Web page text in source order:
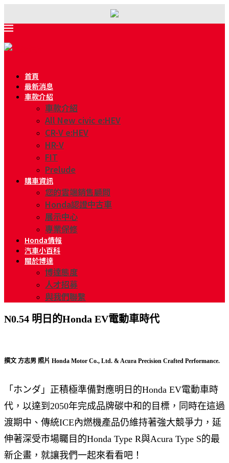
首頁
最新消息
車款介紹
車款介紹
All New civic e:HEV
CR-V e:HEV
HR-V
FIT
Prelude
購車資訊
您的雲端銷售顧問
Honda認證中古車
展示中心
專業保修
Honda情報
汽車小百科
關於博達
博達態度
人才招募
與我們聯繫
N0.54 明日的Honda EV電動車時代
撰文 方志男 照片 Honda Motor Co., Ltd. & Acura Precision Crafted Performance.
「ホンダ」正積極準備對應明日的Honda EV電動車時
代，以達到2050年完成品牌碳中和的目標，同時在這過
渡期中、傳統ICE內燃機產品仍維持著強大競爭力，延
伸著深受市場矚目的Honda Type R與Acura Type S的最
新企畫，就讓我們一起來看看吧！